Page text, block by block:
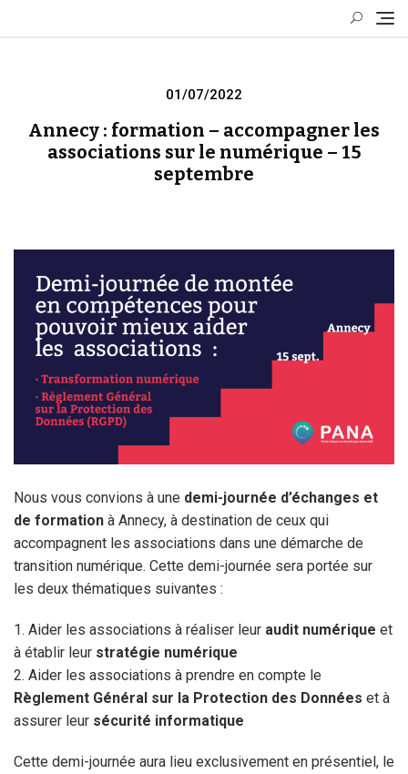
Posted
01/07/2022
Annecy : formation – accompagner les
associations sur le numérique – 15
septembre
Nous vous convions à une demi-journée d’échanges et
de formation à Annecy, à destination de ceux qui
accompagnent les associations dans une démarche de
transition numérique. Cette demi-journée sera portée sur
les deux thématiques suivantes :
1. Aider les associations à réaliser leur audit numérique et
à établir leur stratégie numérique
2. Aider les associations à prendre en compte le
Règlement Général sur la Protection des Données et à
assurer leur sécurité informatique
Cette demi-journée aura lieu exclusivement en présentiel, le